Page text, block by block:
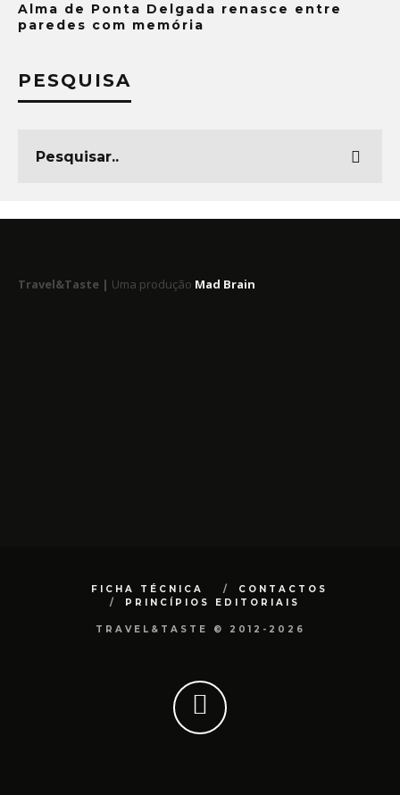
Alma de Ponta Delgada renasce entre
paredes com memória
PESQUISA
Travel&Taste | Uma produção Mad Brain
FICHA TÉCNICA
CONTACTOS
PRINCÍPIOS EDITORIAIS
TRAVEL&TASTE © 2012-2026